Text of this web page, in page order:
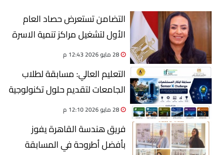
التضامن تستعرض حصاد العام
الأول لتشغيل مراكز تنمية الاسرة
بقرى حياة كريمة
28 مايو 2026 12:43 م
التعليم العالي: مسابقة لطلاب
الجامعات لتقديم حلول تكنولوجية
ذكية للمشكلات التنموية والبيئية
28 مايو 2026 12:10 م
فريق هندسة القاهرة يفوز
بأفضل أطروحة في المسابقة